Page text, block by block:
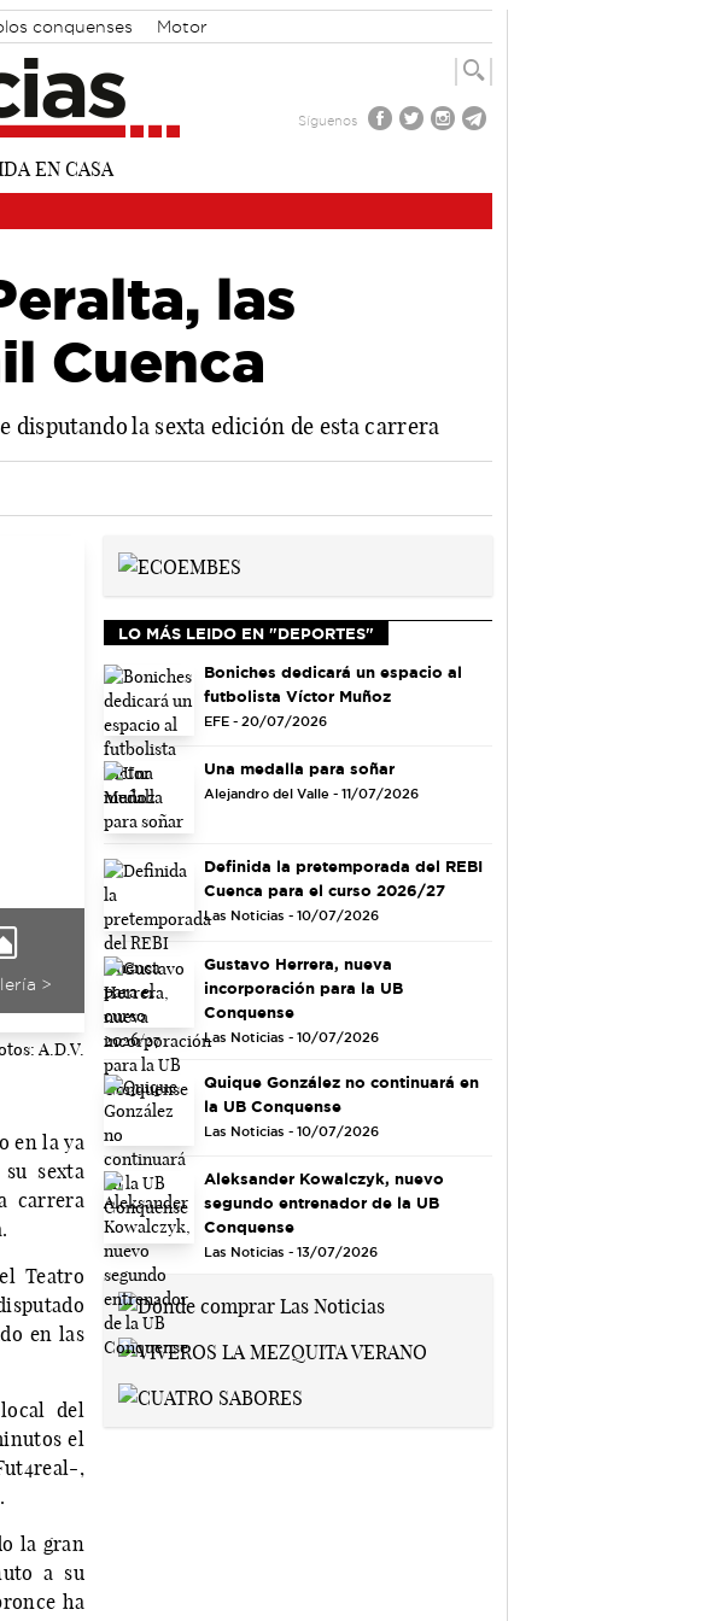
conquenses Motor
Síguenos
las
Cuenca
disputando la sexta edición de esta carrera
>
A.D.V.
en la ya
sexta
carrera
Teatro
en las
del
el
,
la gran
a su
ha
LO MÁS LEIDO EN "DEPORTES"
Boniches dedicará un espacio al
futbolista Víctor Muñoz
EFE - 20/07/2026
Una medalla para soñar
Alejandro del Valle - 11/07/2026
Definida la pretemporada del REBI
Cuenca para el curso 2026/27
Las Noticias - 10/07/2026
Gustavo Herrera, nueva
incorporación para la UB
Conquense
Las Noticias - 10/07/2026
Quique González no continuará en
la UB Conquense
Las Noticias - 10/07/2026
Aleksander Kowalczyk, nuevo
segundo entrenador de la UB
Conquense
Las Noticias - 13/07/2026